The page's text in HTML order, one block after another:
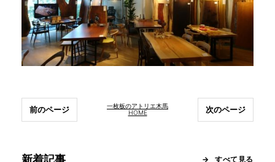
一枚板のアトリエ木馬
HOME
前のページ 次のページ
新着記事 すべて見る